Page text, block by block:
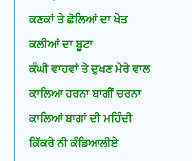
ਕਣਕਾਂ ਤੇ ਛੋਲਿਆਂ ਦਾ ਖੇਤ
ਕਲੀਆਂ ਦਾ ਬੂਟਾ
ਕੰਘੀ ਵਾਹਵਾਂ ਤੇ ਦੁਖਣ ਮੇਰੇ ਵਾਲ
ਕਾਲਿਆ ਹਰਨਾ ਬਾਗੀਂ ਚਰਨਾ
ਕਾਲਿਆਂ ਬਾਗਾਂ ਦੀ ਮਹਿੰਦੀ
ਕਿੱਕਰੇ ਨੀ ਕੰਡਿਆਲੀਏ